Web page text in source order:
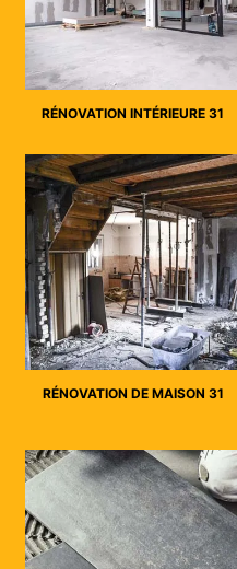
RÉNOVATION INTÉRIEURE 31
RÉNOVATION DE MAISON 31